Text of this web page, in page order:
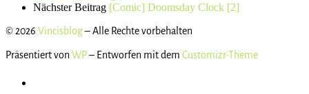
Nächster Beitrag [Comic] Doomsday Clock [2]
© 2026 Vincisblog– Alle Rechte vorbehalten
Präsentiert vonWP– Entworfen mit dem Customizr-Theme